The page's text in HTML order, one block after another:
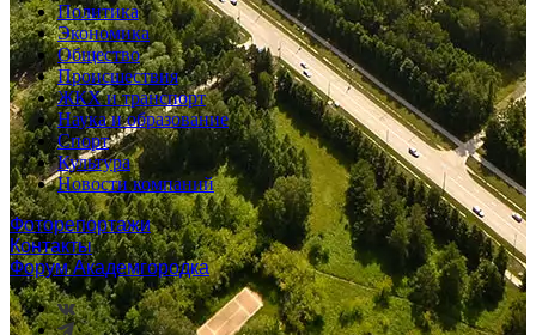
Политика
Экономика
Общество
Происшествия
ЖКХ и транспорт
Наука и образование
Спорт
Культура
Новости компаний
Фоторепортажи
Контакты
Форум Академгородка